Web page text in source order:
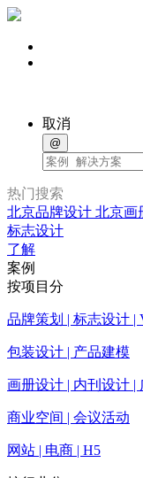
取消
@
热门搜索
北京品牌设计 北京画
标志设计
了解
案例
按项目分
品牌策划 | 标志设计 |
包装设计 | 产品建模
画册设计 | 内刊设计 |
商业空间 | 会议活动
网站 | 电商 | H5